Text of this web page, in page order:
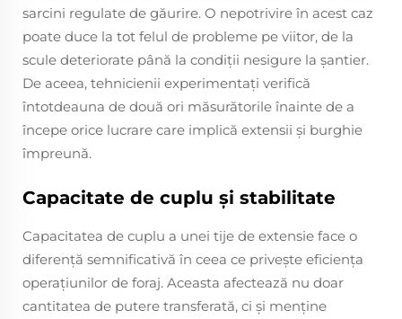
sarcini regulate de găurire. O nepotrivire în acest caz
poate duce la tot felul de probleme pe viitor, de la
scule deteriorate până la condiții nesigure la șantier.
De aceea, tehnicienii experimentați verifică
întotdeauna de două ori măsurătorile înainte de a
începe orice lucrare care implică extensii și burghie
împreună.
Capacitate de cuplu și stabilitate
Capacitatea de cuplu a unei tije de extensie face o
diferență semnificativă în ceea ce privește eficiența
operațiunilor de foraj. Aceasta afectează nu doar
cantitatea de putere transferată, ci și menține